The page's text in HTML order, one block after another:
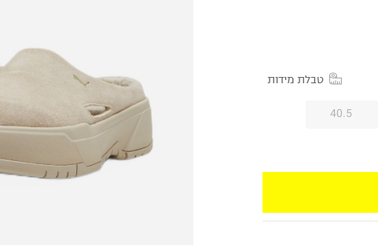
טבלת מידות
40.5